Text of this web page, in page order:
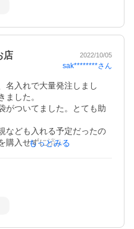
一つは
いです。
り削った部分がボソボソし
店 2022/10/05
sak********さん
名入れで大量発注しまし
ました。
がついてました。とても助
なども入れる予定だったの
購入せずに済みました。
したいと思います。
もっとみる